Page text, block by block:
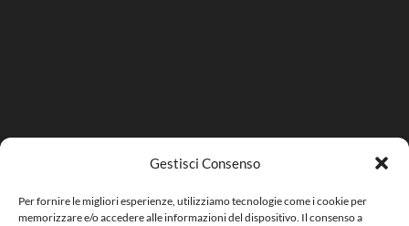
Gestisci Consenso
Per fornire le migliori esperienze, utilizziamo tecnologie come i cookie per
memorizzare e/o accedere alle informazioni del dispositivo. Il consenso a